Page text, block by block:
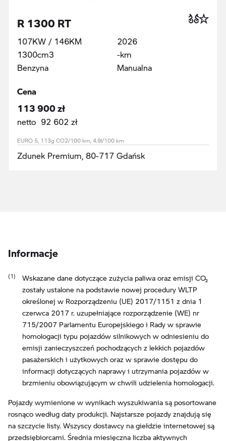
R 1300 RT
107KW / 146KM
1300cm3
Benzyna
2026
-km
Manualna
Cena
113 900 zł
netto 92 602 zł
EURO 5, 113g CO2/100 km, 4.9l/100 km
Zdunek Premium, 80-717 Gdańsk
Informacje
Wskazane dane dotyczące zużycia paliwa oraz emisji CO₂
zostały ustalone na podstawie nowej procedury WLTP
określonej w Rozporządzeniu (UE) 2017/1151 z dnia 1
czerwca 2017 r. uzupełniające rozporządzenie (WE) nr
715/2007 Parlamentu Europejskiego i Rady w sprawie
homologacji typu pojazdów silnikowych w odniesieniu do
emisji zanieczyszczeń pochodzących z lekkich pojazdów
pasażerskich i użytkowych oraz w sprawie dostępu do
informacji dotyczących naprawy i utrzymania pojazdów w
brzmieniu obowiązującym w chwili udzielenia homologacji.
Pojazdy wymienione w wynikach wyszukiwania są posortowane
rosnąco według daty produkcji. Najstarsze pojazdy znajdują się
na szczycie listy. Wszyscy dostawcy na giełdzie internetowej są
przedsiębiorcami. Średnia miesięczna liczba aktywnych